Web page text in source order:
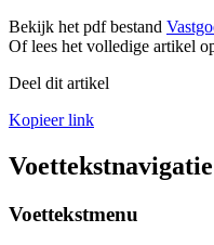
Bekijk het pdf bestand
Of lees het volledige artikel
Deel dit artikel
Kopieer link
Voettekstmenu